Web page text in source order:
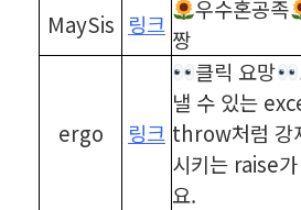
MaySis 링크
우수혼공족
짱
ergo 링크
클릭 요망
낼 수 있는
throw처럼 강
시키는 raise
요.